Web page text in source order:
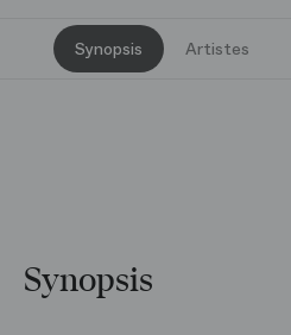
Synopsis Artistes
Synopsis